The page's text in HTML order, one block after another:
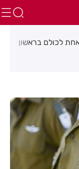
לכולם בראשון